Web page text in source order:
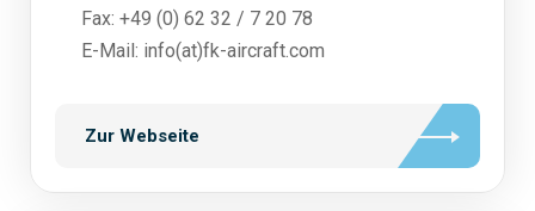
Fax: +49 (0) 62 32 / 7 20 78
E-Mail: info(at)fk-aircraft.com
Zur Webseite